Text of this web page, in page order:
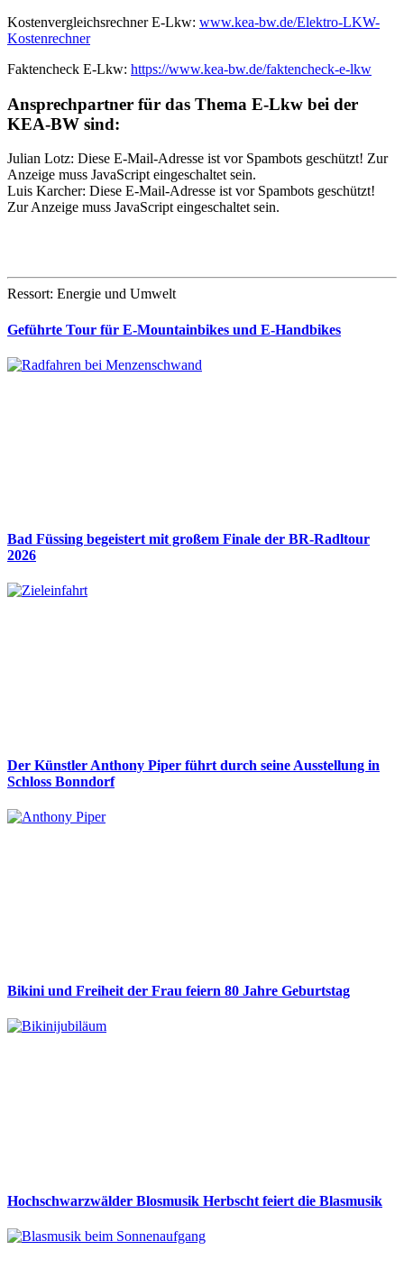
Kostenvergleichsrechner E-Lkw: www.kea-bw.de/Elektro-LKW-
Kostenrechner
Faktencheck E-Lkw: https://www.kea-bw.de/faktencheck-e-lkw
Ansprechpartner für das Thema E-Lkw bei der
KEA-BW sind:
Julian Lotz: Diese E-Mail-Adresse ist vor Spambots geschützt! Zur
Anzeige muss JavaScript eingeschaltet sein.
Luis Karcher: Diese E-Mail-Adresse ist vor Spambots geschützt!
Zur Anzeige muss JavaScript eingeschaltet sein.
Ressort: Energie und Umwelt
Geführte Tour für E-Mountainbikes und E-Handbikes
Bad Füssing begeistert mit großem Finale der BR-Radltour
2026
Der Künstler Anthony Piper führt durch seine Ausstellung in
Schloss Bonndorf
Bikini und Freiheit der Frau feiern 80 Jahre Geburtstag
Hochschwarzwälder Blosmusik Herbscht feiert die Blasmusik